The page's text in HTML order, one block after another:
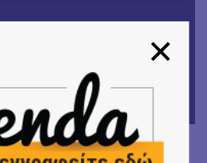
περιοδεία για την